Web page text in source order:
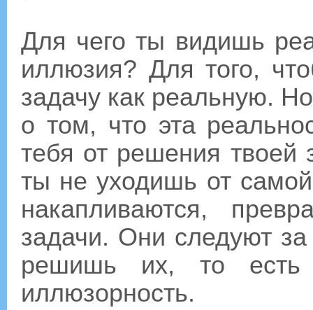
Для чего ты видишь
иллюзия? Для того,
задачу как реальную.
о том, что эта
тебя от решения твоей
ты не уходишь от
накапливаются,
задачи. Они следуют
решишь их, то
иллюзорность.